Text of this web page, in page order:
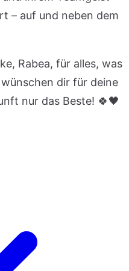
– auf und neben dem
Rabea, für alles, was
dir für deine
nur das Beste! 🍀🖤